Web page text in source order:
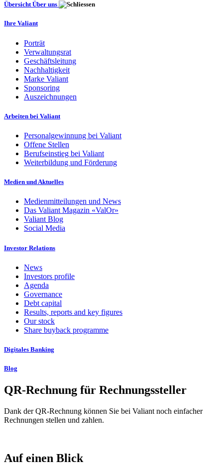
Übersicht Über uns
Ihre Valiant
Porträt
Verwaltungsrat
Geschäftsleitung
Nachhaltigkeit
Marke Valiant
Sponsoring
Auszeichnungen
Arbeiten bei Valiant
Personalgewinnung bei Valiant
Offene Stellen
Berufseinstieg bei Valiant
Weiterbildung und Förderung
Medien und Aktuelles
Medienmitteilungen und News
Das Valiant Magazin «ValOr»
Valiant Blog
Social Media
Investor Relations
News
Investors profile
Agenda
Governance
Debt capital
Results, reports and key figures
Our stock
Share buyback programme
Digitales Banking
Blog
QR-Rechnung für Rechnungssteller
Dank der QR-Rechnung können Sie bei Valiant noch einfacher
Rechnungen stellen und zahlen.
Auf einen Blick